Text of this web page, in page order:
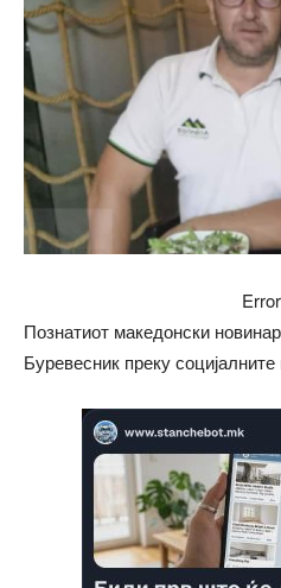
Познатиот македонски
Буревесник преку